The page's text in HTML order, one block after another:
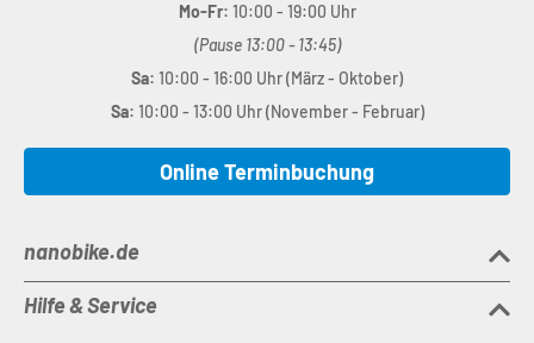
Mo-Fr: 10:00 - 19:00 Uhr
(Pause 13:00 - 13:45)
Sa: 10:00 - 16:00 Uhr (März - Oktober)
Sa: 10:00 - 13:00 Uhr (November - Februar)
Online Terminbuchung
nanobike.de
Hilfe & Service